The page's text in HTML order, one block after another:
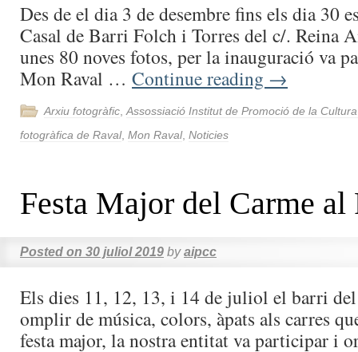
Des de el dia 3 de desembre fins els dia 30
Casal de Barri Folch i Torres del c/. Reina
unes 80 noves fotos, per la inauguració va
Mon Raval … Continue reading →
Arxiu fotogràfic Assossiació Institut de Promoció de la
fotogràfica de Raval, Mon Raval, Noticies
Festa Major del Carme al
Posted on 30 juliol 2019 by aipcc
Els dies 11, 12, 13, i 14 de juliol el barri del
omplir de música, colors, àpats als carres
festa major, la nostra entitat va participar i